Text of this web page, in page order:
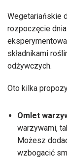
Wegetariańskie
rozpoczęcie
składnikami
odżywczych.
Oto kilka
Omlet
warzywami,
Możesz
wzbogacić